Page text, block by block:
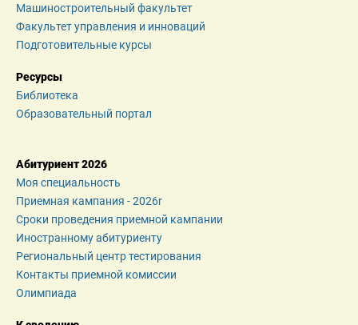
Машиностроительный факультет
Факультет управления и инноваций
Подготовительные курсы
Ресурсы
Библиотека
Образовательный портал
Абитуриент 2026
Моя специальность
Приемная кампания - 2026r
Сроки проведения приемной кампании
Иностранному абитуриенту
Региональный центр тестирования
Контакты приемной комиссии
Олимпиада